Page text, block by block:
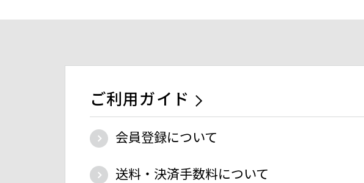
ご利用ガイド
会員登録について
送料・決済手数料について